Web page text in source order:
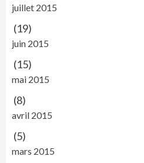
juillet 2015
(19)
juin 2015
(15)
mai 2015
(8)
avril 2015
(5)
mars 2015